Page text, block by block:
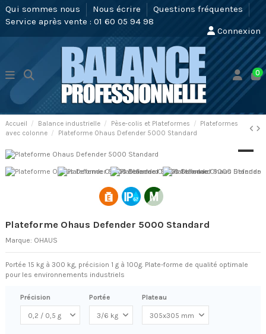
Qui sommes nous Nous écrire
Questions fréquentes
Service après vente : 01 60 05 94 98
Connexion
0
Accueil Balance industrielle Pèse-colis et Plateformes
Plateformes
avec colonne
Plateforme Ohaus Defender 5000 Standard
Plateforme Ohaus Defender 5000 Standard
Marque: OHAUS
Portée 15 kg à 300 kg, précision 1 g à 100g. Plate-forme de qualité optimale
pour les environnements industriels
Précision Portée Plateau